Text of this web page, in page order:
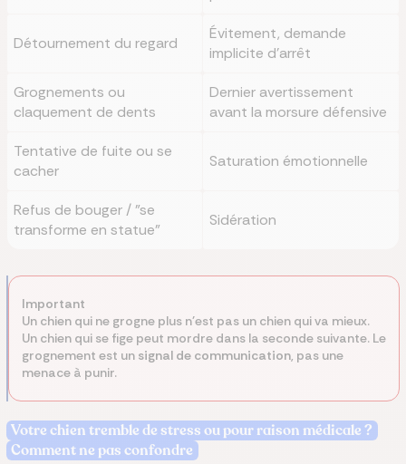
Détournement du regard
Évitement, demande
implicite d'arrêt
Grognements ou
claquement de dents
Dernier avertissement
avant la morsure défensive
Tentative de fuite ou se
cacher
Saturation émotionnelle
Refus de bouger / "se
transforme en statue"
Sidération
Important
Un chien qui ne grogne plus n'est pas un chien qui va mieux.
Un chien qui se fige peut mordre dans la seconde suivante. Le
grognement est un signal de communication, pas une
menace à punir.
Votre chien tremble de stress ou pour raison médicale ?
Comment ne pas confondre